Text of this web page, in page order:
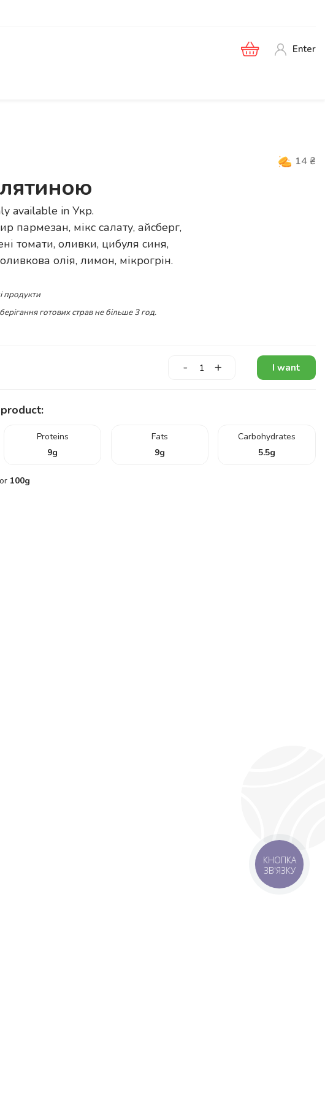
Enter
14 ₴
available in Укр.
пармезан, мікс салату, айсберг,
томати, оливки, цибуля синя,
олія, лимон, мікрогрін.
продукти
готових страв не більше 3 год.
- + I want
Proteins
9g
Fats
9g
Carbohydrates
5.5g
100g
КНОПКА
ЗВ'ЯЗКУ